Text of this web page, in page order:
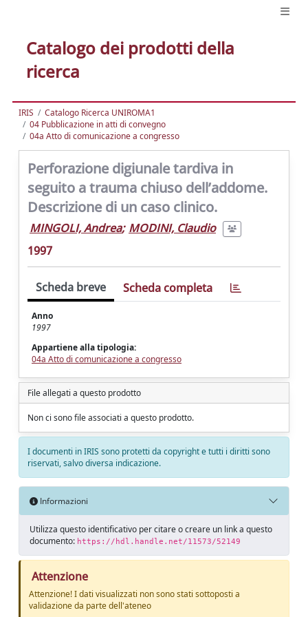
Catalogo dei prodotti della
ricerca
IRIS
Catalogo Ricerca UNIROMA1
04 Pubblicazione in atti di convegno
04a Atto di comunicazione a congresso
Perforazione digiunale tardiva in
seguito a trauma chiuso dell’addome.
Descrizione di un caso clinico.
MINGOLI, Andrea; MODINI, Claudio
1997
Scheda breve Scheda completa
Anno
1997
Appartiene alla tipologia:
04a Atto di comunicazione a congresso
File allegati a questo prodotto
Non ci sono file associati a questo prodotto.
I documenti in IRIS sono protetti da copyright e tutti i diritti sono
riservati, salvo diversa indicazione.
Informazioni
Utilizza questo identificativo per citare o creare un link a questo
documento: https://hdl.handle.net/11573/52149
Attenzione
Attenzione! I dati visualizzati non sono stati sottoposti a
validazione da parte dell'ateneo